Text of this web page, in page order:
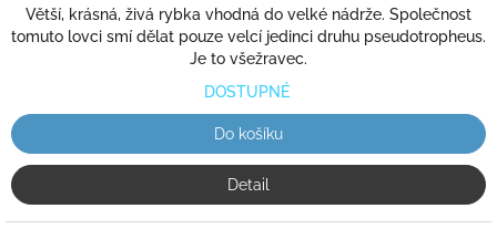
Větší, krásná, živá rybka vhodná do velké nádrže. Společnost
tomuto lovci smí dělat pouze velcí jedinci druhu pseudotropheus.
Je to všežravec.
DOSTUPNÉ
Do košíku
Detail